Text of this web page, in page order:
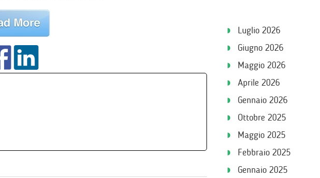
Luglio 2026
Giugno 2026
Maggio 2026
Aprile 2026
Gennaio 2026
Ottobre 2025
Maggio 2025
Febbraio 2025
Gennaio 2025